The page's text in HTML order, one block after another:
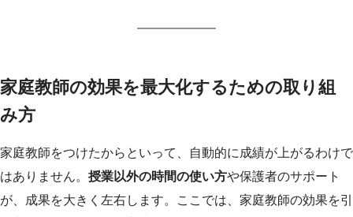
家庭教師の効果を最大化するための取り組
み方
家庭教師をつけたからといって、自動的に成績が上がるわけで
はありません。 授業以外の時間の使い方や保護者のサポート
が、成果を大きく左右します。ここでは、家庭教師の効果を引